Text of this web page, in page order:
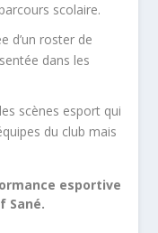
scolaire.
d’un roster de
dans les
scènes esport qui
du club mais
esportive
Sané.